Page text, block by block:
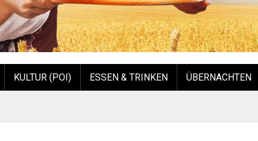
KULTUR (POI) ESSEN & TRINKEN ÜBERNACHTEN